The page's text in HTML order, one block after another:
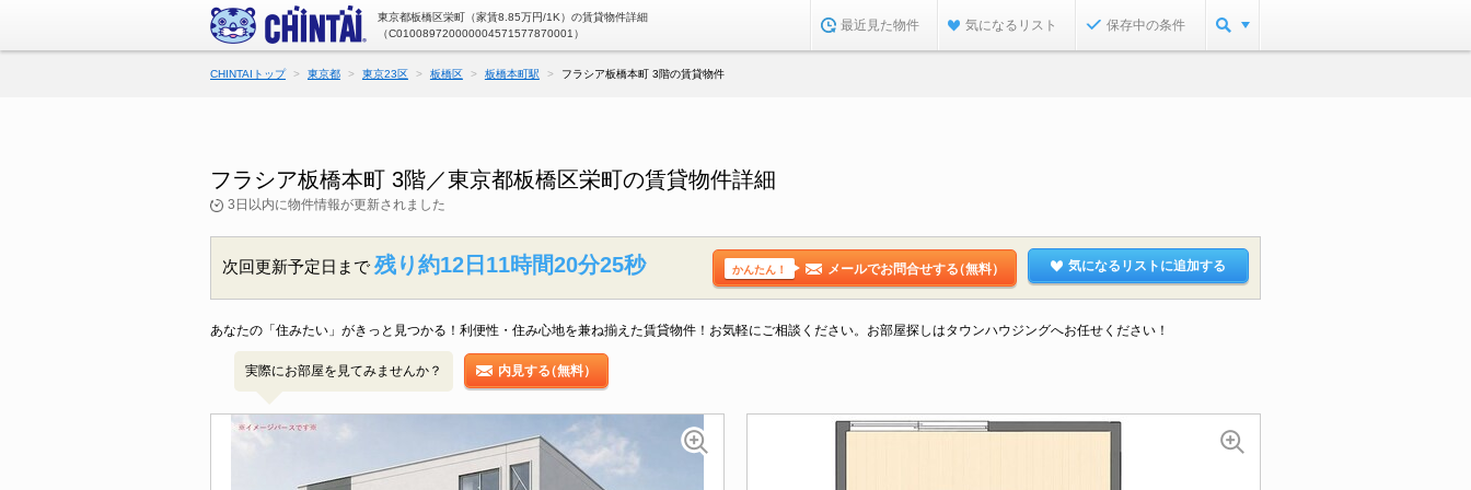
東京都板橋区栄町（家賃8.85万円/1K）の賃貸物件詳細
（C010089720000004571577870001）
最近見た物件 気になるリスト 保存中の条件
CHINTAIトップ 東京都 東京23区 板橋区 板橋本町駅 フラシア板橋本町 3階の賃貸物件
フラシア板橋本町 3階／東京都板橋区栄町の賃貸物件詳細
3日以内に物件情報が更新されました
次回更新予定日まで 残り約12日11時間20分24秒 かんたん！ メールでお問合せする（無料） 気になるリストに追加する
あなたの「住みたい」がきっと見つかる！利便性・住み心地を兼ね揃えた賃貸物件！お気軽にご相談ください。お部屋探しはタウンハウジングへお任せください！
実際にお部屋を見てみませんか？ 内見する（無料）